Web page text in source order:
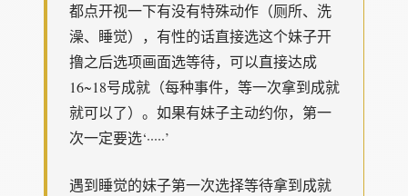
都点开视一下有没有特殊动作（厕所、洗
澡、睡觉），有性的话直接选这个妹子开
撸之后选项画面选等待，可以直接达成
16~18号成就（每种事件，等一次拿到成就
就可以了）。如果有妹子主动约你，第一
次一定要选‘·····’
遇到睡觉的妹子第一次选择等待拿到成就